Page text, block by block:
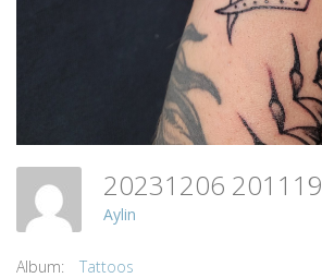
20231206 201119
Aylin
Album:
Tattoos